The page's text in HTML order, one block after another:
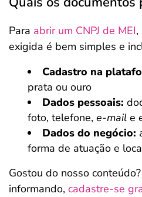
Para abrir um CNPJ de MEI,
exigida é bem simples e
Cadastro na
prata ou ouro
Dados pessoais:
foto, telefone, e-mail e
Dados do negócio:
forma de atuação e
Gostou do nosso
informando, cadastre-se